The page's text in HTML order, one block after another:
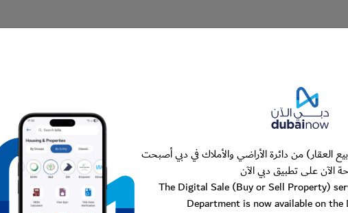
العقار) من دائرة الأراضي والأملاك في دبي أصبحت
الآن على تطبيق دبي الآن
The Digital Sale (Buy or Sell Property)
Department is now available on the